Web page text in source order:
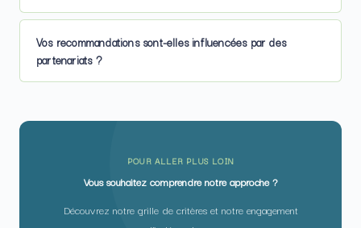
Vos recommandations sont-elles influencées par des
partenariats ?
POUR ALLER PLUS LOIN
Vous souhaitez comprendre notre approche ?
Découvrez notre grille de critères et notre engagement